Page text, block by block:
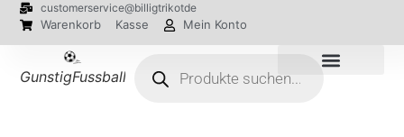
customerservice@billigtrikotde
Warenkorb Kasse Mein Konto
GunstigFussballTrikot